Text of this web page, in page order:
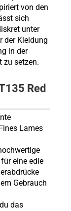
von den
sich
unter
der Kleidung
in der
zu setzen.
Red
Lames
eine edle
Gebrauch
das